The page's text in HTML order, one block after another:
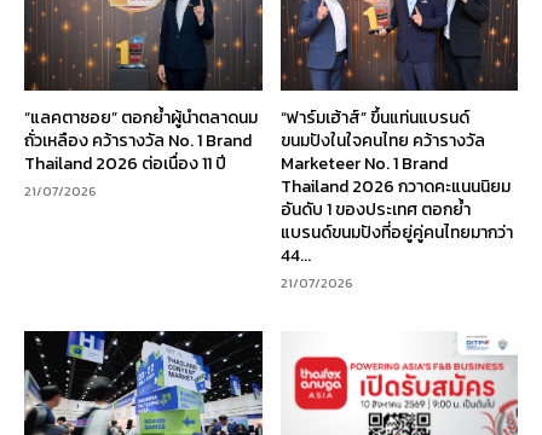
“แลคตาซอย” ตอกย้ำผู้นำตลาดนม
ถั่วเหลือง คว้ารางวัล No. 1 Brand
Thailand 2026 ต่อเนื่อง 11 ปี
21/07/2026
“ฟาร์มเฮ้าส์” ขึ้นแท่นแบรนด์
ขนมปังในใจคนไทย คว้ารางวัล
Marketeer No. 1 Brand
Thailand 2026 กวาดคะแนนนิยม
อันดับ 1 ของประเทศ ตอกย้ำ
แบรนด์ขนมปังที่อยู่คู่คนไทยมากว่า
44...
21/07/2026